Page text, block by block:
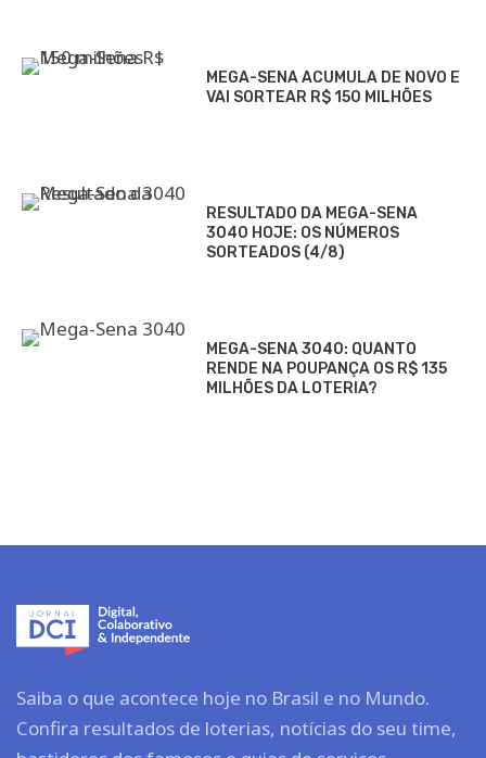
MEGA-SENA ACUMULA DE NOVO E
VAI SORTEAR R$ 150 MILHÕES
RESULTADO DA MEGA-SENA
3040 HOJE: OS NÚMEROS
SORTEADOS (4/8)
MEGA-SENA 3040: QUANTO
RENDE NA POUPANÇA OS R$ 135
MILHÕES DA LOTERIA?
Saiba o que acontece hoje no Brasil e no Mundo.
Confira resultados de loterias, notícias do seu time,